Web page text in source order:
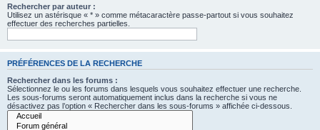
Rechercher par auteur :
Utilisez un astérisque « * » comme métacaractère passe-partout si vous souhaitez
effectuer des recherches partielles.
PRÉFÉRENCES DE LA RECHERCHE
Rechercher dans les forums :
Sélectionnez le ou les forums dans lesquels vous souhaitez effectuer une recherche.
Les sous-forums seront automatiquement inclus dans la recherche si vous ne
désactivez pas l’option « Rechercher dans les sous-forums » affichée ci-dessous.